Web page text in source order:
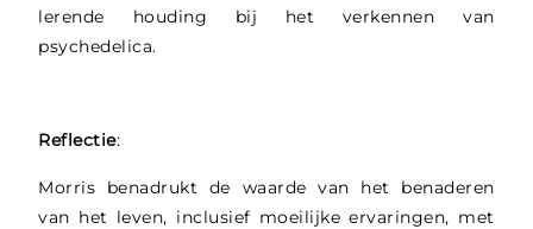
lerende houding bij het verkennen van
psychedelica.
Reflectie:
Morris benadrukt de waarde van het benaderen
van het leven, inclusief moeilijke ervaringen, met